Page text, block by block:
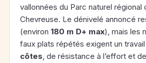
vallonnées du Parc naturel régional
Chevreuse. Le dénivelé annoncé
(environ 180 m D+ max), mais les
faux plats répétés exigent un
côtes, de résistance à l’effort et